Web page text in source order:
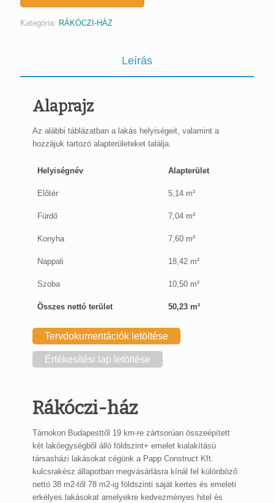
Kategória: RÁKÓCZI-HÁZ
Leírás
Alaprajz
Az alábbi táblázatban a lakás helyiségeit, valamint a
hozzájuk tartozó alapterületeket találja.
Helyiségnév Alapterület
Előtér 5,14 m²
Fürdő 7,04 m²
Konyha 7,60 m²
Nappali 18,42 m²
Szoba 10,50 m²
Összes nettó terület 50,23 m²
Tervdokumentációk letöltése
Értékesítési lap letöltése
Rákóczi-ház
Tárnokon Budapesttől 19 km-re zártsorúan összeépített
két lakóegységből álló földszint+ emelet kialakítású
társasházi lakásokat cégünk a Papp Construct Kft.
kulcsrakész állapotban megvásárlásra kínál fel különböző
nettó 38 m2-től 78 m2-ig földszinti saját kertes és emeleti
erkélyes lakásokat amelyekre kedvezményes hitel és